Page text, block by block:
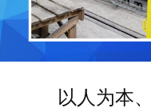
以人为本